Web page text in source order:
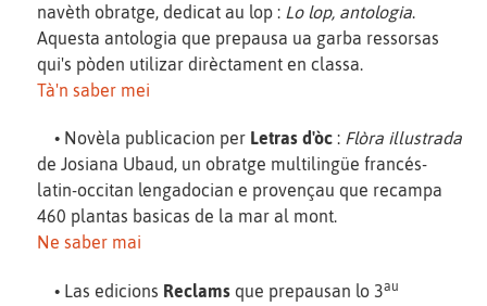
navèth obratge, dedicat au lop : Lo lop, antologia.
Aquesta antologia que prepausa ua garba ressorsas
qui's pòden utilizar dirèctament en classa.
Tà'n saber mei
• Novèla publicacion per Letras d'òc : Flòra illustrada
de Josiana Ubaud, un obratge multilingüe francés-
latin-occitan lengadocian e provençau que recampa
460 plantas basicas de la mar al mont.
Ne saber mai
• Las edicions Reclams que prepausan lo 3au